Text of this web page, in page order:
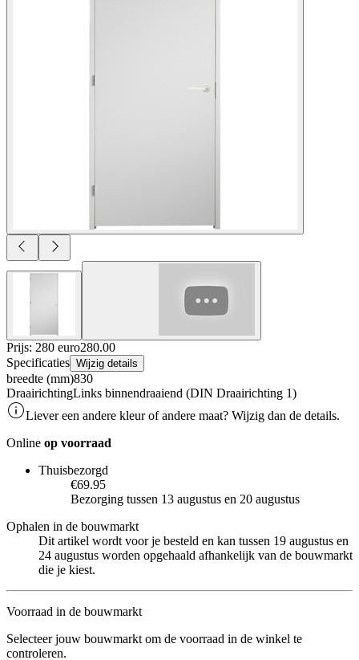
Prijs: 280 euro280.00
Specificaties Wijzig details
breedte (mm)830
DraairichtingLinks binnendraaiend (DIN Draairichting 1)
Liever een andere kleur of andere maat? Wijzig dan de details.
Online op voorraad
Thuisbezorgd
€69.95
Bezorging tussen 13 augustus en 20 augustus
Ophalen in de bouwmarkt
Dit artikel wordt voor je besteld en kan tussen 19 augustus en
24 augustus worden opgehaald afhankelijk van de bouwmarkt
die je kiest.
Voorraad in de bouwmarkt
Selecteer jouw bouwmarkt om de voorraad in de winkel te
controleren.